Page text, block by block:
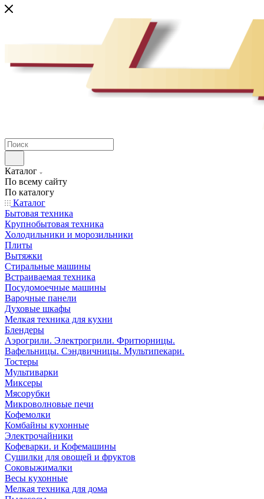
Каталог
По всему сайту
По каталогу
Каталог
Бытовая техника
Крупнобытовая техника
Холодильники и морозильники
Плиты
Вытяжки
Стиральные машины
Встраиваемая техника
Посудомоечные машины
Варочные панели
Духовые шкафы
Мелкая техника для кухни
Блендеры
Аэрогрили. Электрогрили. Фритюрницы.
Вафельницы. Сэндвичницы. Мультипекари.
Тостеры
Мультиварки
Миксеры
Мясорубки
Микроволновые печи
Кофемолки
Комбайны кухонные
Электрочайники
Кофеварки. и Кофемашины
Сушилки для овощей и фруктов
Соковыжималки
Весы кухонные
Мелкая техника для дома